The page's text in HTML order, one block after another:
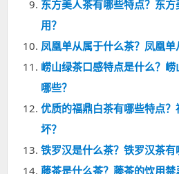
东方美人茶有哪些特点？东
用？
凤凰单从属于什么茶？凤凰单
崂山绿茶口感特点是什么？
哪些？
优质的福鼎白茶有哪些特点
坏？
铁罗汉是什么茶？铁罗汉茶有
藤茶是什么茶？藤茶的饮用禁